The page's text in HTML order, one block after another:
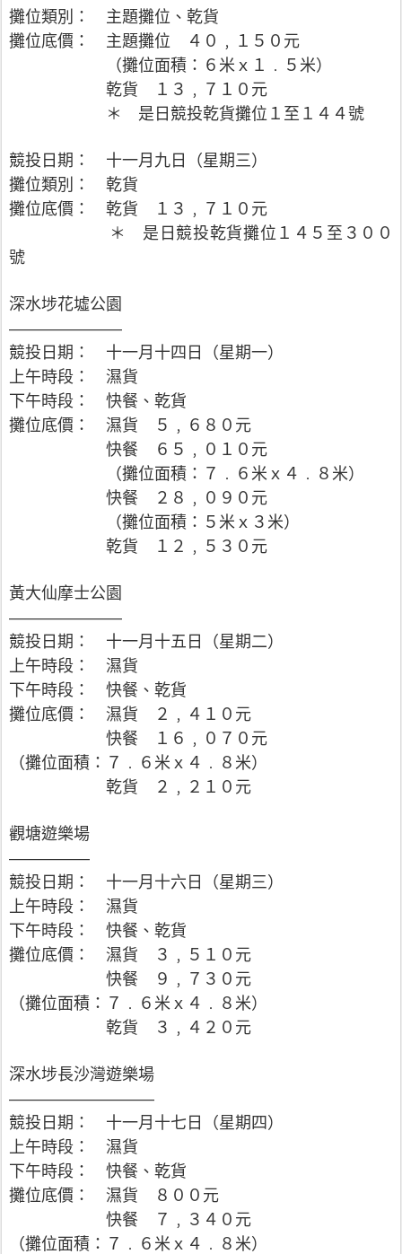
攤位類別： 主題攤位、乾貨
攤位底價： 主題攤位 ４０﹐１５０元
（攤位面積：６米ｘ１﹒５米）
乾貨 １３﹐７１０元
＊ 是日競投乾貨攤位１至１４４號
競投日期： 十一月九日（星期三）
攤位類別： 乾貨
攤位底價： 乾貨 １３﹐７１０元
＊ 是日競投乾貨攤位１４５至３００
號
深水埗花墟公園
———————
競投日期： 十一月十四日（星期一）
上午時段： 濕貨
下午時段： 快餐、乾貨
攤位底價： 濕貨 ５﹐６８０元
快餐 ６５﹐０１０元
（攤位面積：７﹒６米ｘ４﹒８米）
快餐 ２８﹐０９０元
（攤位面積：５米ｘ３米）
乾貨 １２﹐５３０元
黃大仙摩士公園
———————
競投日期： 十一月十五日（星期二）
上午時段： 濕貨
下午時段： 快餐、乾貨
攤位底價： 濕貨 ２﹐４１０元
快餐 １６﹐０７０元
（攤位面積：７﹒６米ｘ４﹒８米）
乾貨 ２﹐２１０元
觀塘遊樂場
—————
競投日期： 十一月十六日（星期三）
上午時段： 濕貨
下午時段： 快餐、乾貨
攤位底價： 濕貨 ３﹐５１０元
快餐 ９﹐７３０元
（攤位面積：７﹒６米ｘ４﹒８米）
乾貨 ３﹐４２０元
深水埗長沙灣遊樂場
—————————
競投日期： 十一月十七日（星期四）
上午時段： 濕貨
下午時段： 快餐、乾貨
攤位底價： 濕貨 ８００元
快餐 ７﹐３４０元
（攤位面積：７﹒６米ｘ４﹒８米）